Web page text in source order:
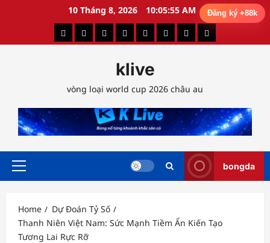
10 Tháng 8, 2026 10:05:56 AM
Dự
Số
Kết
Đá
Lịch Nhận
Trận
Đấu
Soi
Hôm
Nay
Tin
Đá
Bảng Highlight
klive
vòng loại world cup 2026 châu au
Primary
bongda
Home
Dự Đoán Tỷ Số
Thanh Niên Việt Nam: Sức Mạnh Tiềm Ẩn Kiến Tạo
Tương Lai Rực Rỡ
Đăng ký +88k